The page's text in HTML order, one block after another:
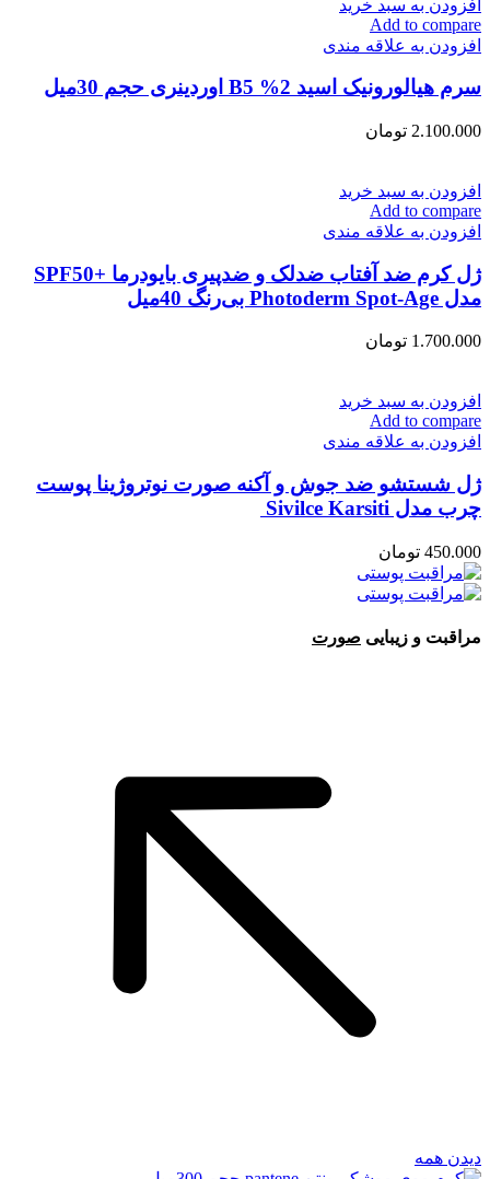
افزودن به سبد خرید
Add to compare
افزودن به علاقه مندی
سرم هیالورونیک اسید 2% B5 اوردینری حجم 30میل
2.100.000 تومان
افزودن به سبد خرید
Add to compare
افزودن به علاقه مندی
ژل کرم ضد آفتاب ضد‌لک و ضد‌پیری بایودرما +SPF50
مدل Photoderm Spot-Age بی‌رنگ 40‌میل
1.700.000 تومان
افزودن به سبد خرید
Add to compare
افزودن به علاقه مندی
ژل شستشو ضد جوش و آکنه صورت نوتروژینا پوست
چرب مدل Sivilce Karsiti
450.000 تومان
مراقبت و زیبایی صورت
دیدن همه